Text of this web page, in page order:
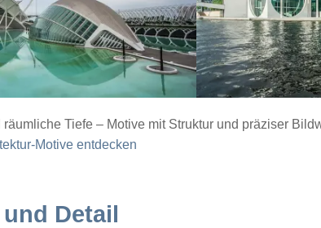
Tiefe – Motive mit Struktur und präziser
Motive entdecken
Detail